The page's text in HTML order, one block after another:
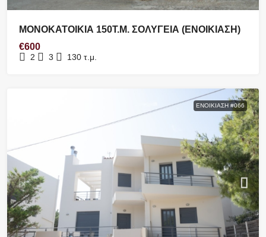
ΜΟΝΟΚΑΤΟΙΚΙΑ 150Τ.Μ. ΣΟΛΥΓΕΙΑ (ΕΝΟΙΚΙΑΣΗ)
€600
2 3 130 τ.μ.
ΕΝΟΙΚΊΑΣΗ #066